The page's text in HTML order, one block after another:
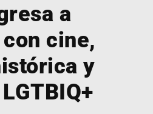
a
cine,
y